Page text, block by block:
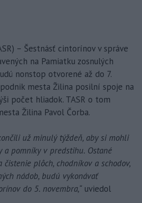
– Šestnásť cintorínov v správe
na Pamiatku zosnulých
nonstop otvorené až do 7.
mesta Žilina posilní spoje na
počet hliadok. TASR o tom
Žilina Pavol Čorba.
už minulý týždeň, aby si mohli
a pomníky v predstihu. Ostané
čistenie plôch, chodníkov a schodov,
nádob, budú vykonávať
do 5. novembra,“ uviedol